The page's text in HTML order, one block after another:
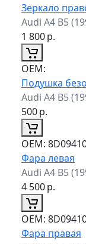
Зеркало
Audi A4 B5
1 800р.
ОЕМ:
Подушка
Audi A4 B5
500р.
ОЕМ:
Фара левая
Audi A4 B5
4 500р.
ОЕМ:
Фара правая